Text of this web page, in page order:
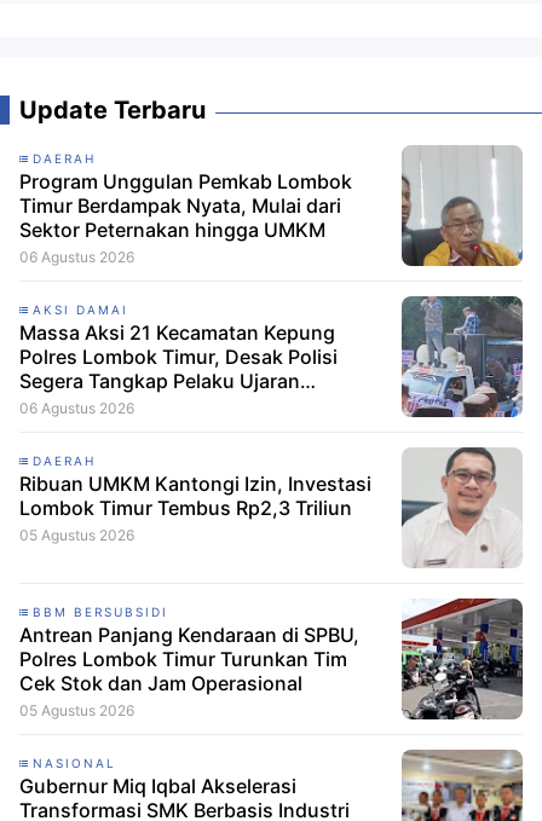
Update Terbaru
DAERAH
Program Unggulan Pemkab Lombok
Timur Berdampak Nyata, Mulai dari
Sektor Peternakan hingga UMKM
06 Agustus 2026
AKSI DAMAI
Massa Aksi 21 Kecamatan Kepung
Polres Lombok Timur, Desak Polisi
Segera Tangkap Pelaku Ujaran
Kebencian terhadap Bupati
06 Agustus 2026
DAERAH
Ribuan UMKM Kantongi Izin, Investasi
Lombok Timur Tembus Rp2,3 Triliun
05 Agustus 2026
BBM BERSUBSIDI
Antrean Panjang Kendaraan di SPBU,
Polres Lombok Timur Turunkan Tim
Cek Stok dan Jam Operasional
05 Agustus 2026
NASIONAL
Gubernur Miq Iqbal Akselerasi
Transformasi SMK Berbasis Industri